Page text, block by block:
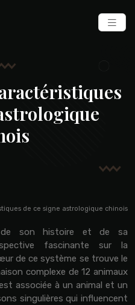
de ce signe astrologique chinois
fascinante sur la
de ce système se trouve le
complexe de 12 animaux
associée à un animal et un
singulières qui influencent